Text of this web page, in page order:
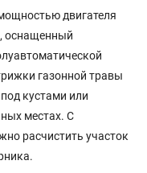
двигателя
оснащенный
газонной травы
кустами или
местах. С
расчистить участок